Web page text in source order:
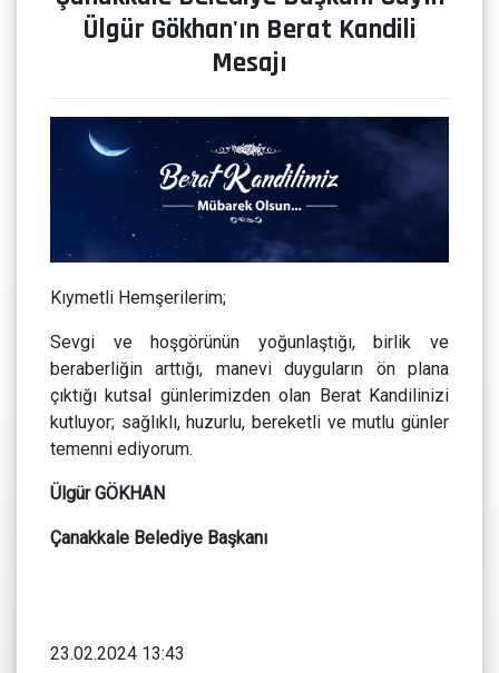
Ülgür Gökhan'ın Berat Kandili
Mesajı
Kıymetli Hemşerilerim;
Sevgi ve hoşgörünün yoğunlaştığı, birlik ve
beraberliğin arttığı, manevi duyguların ön plana
çıktığı kutsal günlerimizden olan Berat Kandilinizi
kutluyor; sağlıklı, huzurlu, bereketli ve mutlu günler
temenni ediyorum.
Ülgür GÖKHAN
Çanakkale Belediye Başkanı
23.02.2024 13:43